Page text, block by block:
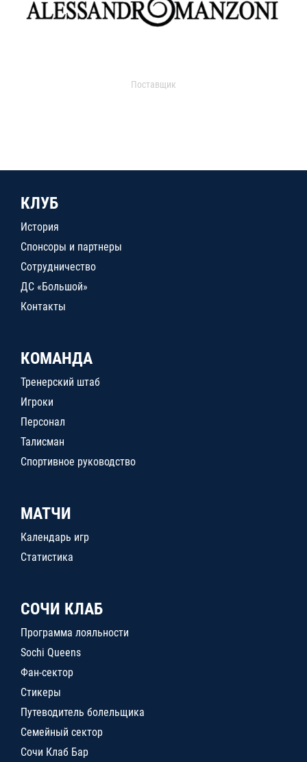
Поставщик
КЛУБ
История
Спонсоры и партнеры
Сотрудничество
ДС «Большой»
Контакты
КОМАНДА
Тренерский штаб
Игроки
Персонал
Талисман
Спортивное руководство
МАТЧИ
Календарь игр
Статистика
СОЧИ КЛАБ
Программа лояльности
Sochi Queens
Фан-сектор
Стикеры
Путеводитель болельщика
Семейный сектор
Сочи Клаб Бар